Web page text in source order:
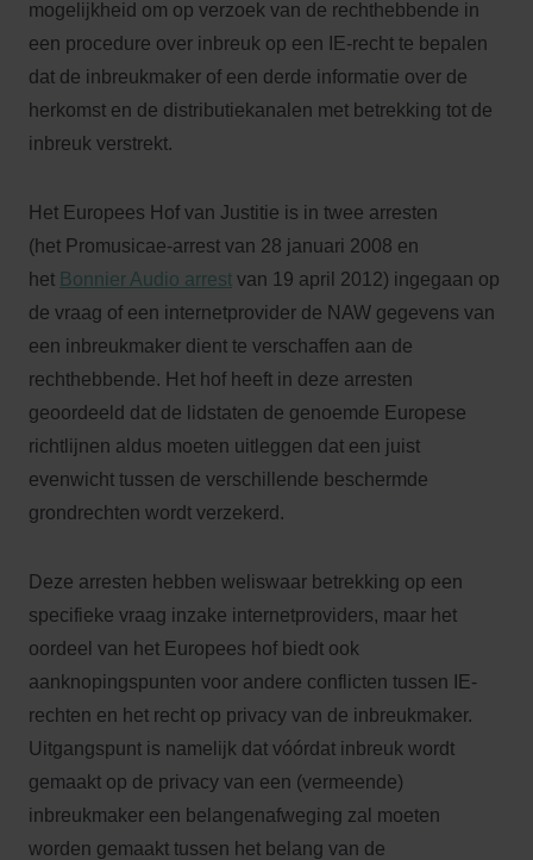
mogelijkheid om op verzoek van de rechthebbende in
een procedure over inbreuk op een IE-recht te bepalen
dat de inbreukmaker of een derde informatie over de
herkomst en de distributiekanalen met betrekking tot de
inbreuk verstrekt.
Het Europees Hof van Justitie is in twee arresten
(het Promusicae-arrest van 28 januari 2008 en
het Bonnier Audio arrest van 19 april 2012) ingegaan op
de vraag of een internetprovider de NAW gegevens van
een inbreukmaker dient te verschaffen aan de
rechthebbende. Het hof heeft in deze arresten
geoordeeld dat de lidstaten de genoemde Europese
richtlijnen aldus moeten uitleggen dat een juist
evenwicht tussen de verschillende beschermde
grondrechten wordt verzekerd.
Deze arresten hebben weliswaar betrekking op een
specifieke vraag inzake internetproviders, maar het
oordeel van het Europees hof biedt ook
aanknopingspunten voor andere conflicten tussen IE-
rechten en het recht op privacy van de inbreukmaker.
Uitgangspunt is namelijk dat vóórdat inbreuk wordt
gemaakt op de privacy van een (vermeende)
inbreukmaker een belangenafweging zal moeten
worden gemaakt tussen het belang van de